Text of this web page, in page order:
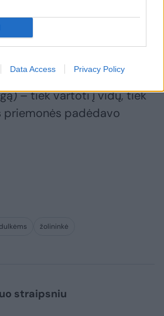
Data Access Privacy Policy
arabų gydytojas Avicena.
pavasarinė sloga,
augalams. Gydymui
mumijų (dervos
– tiek vartoti į vidų, tiek
priemonės padėdavo
žolininkė
straipsniu